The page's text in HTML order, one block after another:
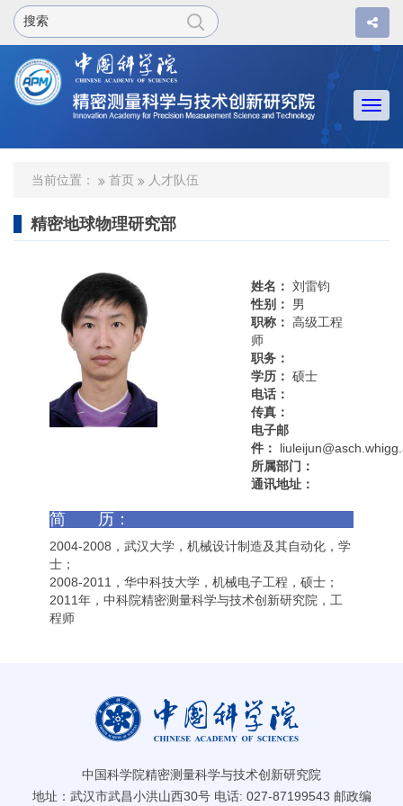
当前位置： 首页 人才队伍
精密地球物理研究部
姓名： 刘雷钧
性别：
男
职称： 高级工程
师
职务：
学历： 硕士
电话：
传真：
电子邮
件：
所属部门：
通讯地址：
简 历：
2004-2008，武汉大学，机械设计制造及其自动化，学
士；
2008-2011，华中科技大学，机械电子工程，硕士；
2011年，中科院精密测量科学与技术创新研究院，工
程师
中国科学院精密测量科学与技术创新研究院
地址：武汉市武昌小洪山西30号 电话: 027-87199543 邮政编